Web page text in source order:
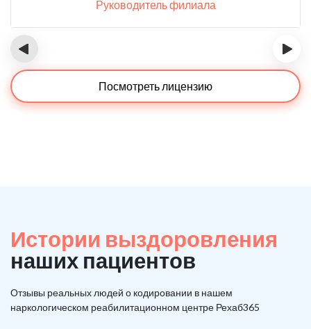
Руководитель филиала
‹ ›
Посмотреть лицензию
Истории выздоровления
наших пациентов
Отзывы реальных людей о кодировании в нашем
наркологическом реабилитационном центре Рехаб365